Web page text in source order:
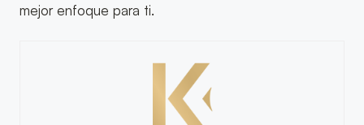
mejor enfoque para ti.